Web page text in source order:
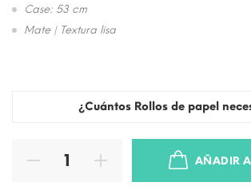
Case: 53 cm
Mate | Textura lisa
¿Cuántos Rollos de papel
AÑADIR